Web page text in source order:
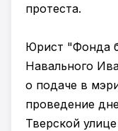
протеста.
Юрист "Фонда
Навального
о подаче в
проведение
Тверской